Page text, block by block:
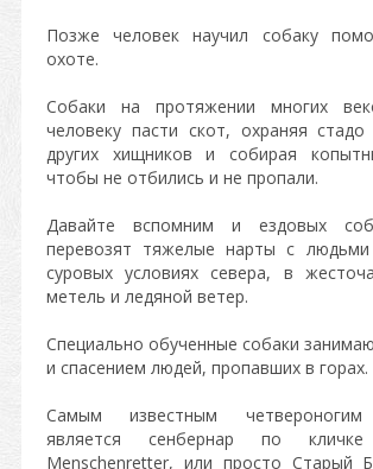
Позже человек научил собаку
охоте.
Собаки на протяжении многих
человеку пасти скот, охраняя
других хищников и собирая
чтобы не отбились и не пропали.
Давайте вспомним и ездовых
перевозят тяжелые нарты с
суровых условиях севера, в
метель и ледяной ветер.
Специально обученные собаки
и спасением людей, пропавших в горах.
Самым известным четвероногим
является сенбернар по
Menschenretter, или просто Старый